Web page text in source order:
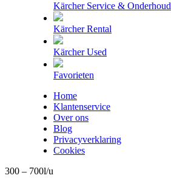
Kärcher Service & Onderhoud
Kärcher Rental
Kärcher Used
Favorieten
Home
Klantenservice
Over ons
Blog
Privacyverklaring
Cookies
300 – 700l/u